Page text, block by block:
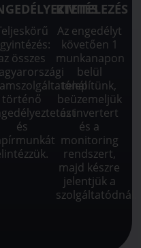
összes
történő
és
KIVITELEZÉS
Az engedélyt
követően 1
munkanapon
belül
telepítünk,
beüzemeljük
az invertert
és a
monitoring
rendszert,
majd készre
jelentjük a
szolgáltatódnál.